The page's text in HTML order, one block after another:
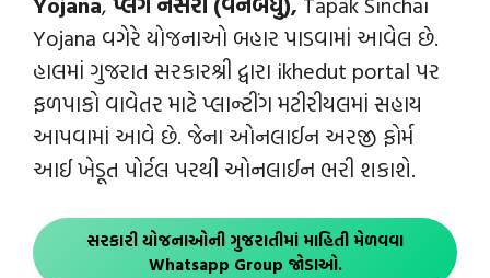
Yojana વગેરે યોજનાઓ બહાર પાડવામાં આવેલ છે.
હાલમાં ગુજરાત સરકારશ્રી દ્વારા ikhedut portal પર
ફળપાકો વાવેતર માટે પ્લાન્ટીંગ મટીરીયલમાં સહાય
આપવામાં આવે છે. જેના ઓનલાઈન અરજી ફોર્મ
આઈ ખેડૂત પોર્ટલ પરથી ઓનલાઈન ભરી શકાશે.
સરકારી યોજનાઓની ગુજરાતીમાં માહિતીમેળવવા
Whatsapp Group જોડાઓ.